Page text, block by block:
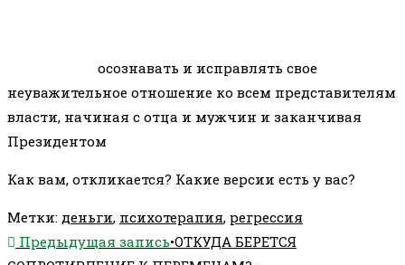
осознавать и исправлять свое
неуважительное отношение ко всем представителям
власти, начиная с отца и мужчин и заканчивая
Президентом
Как вам, откликается? Какие версии есть у вас?
Метки: деньги, психотерапия, регрессия
Еще
Предыдущая запись•ОТКУДА БЕРЕТСЯ